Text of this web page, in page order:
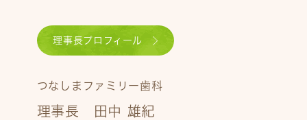
理事長プロフィール
つなしまファミリー歯科
理事長 田中 雄紀